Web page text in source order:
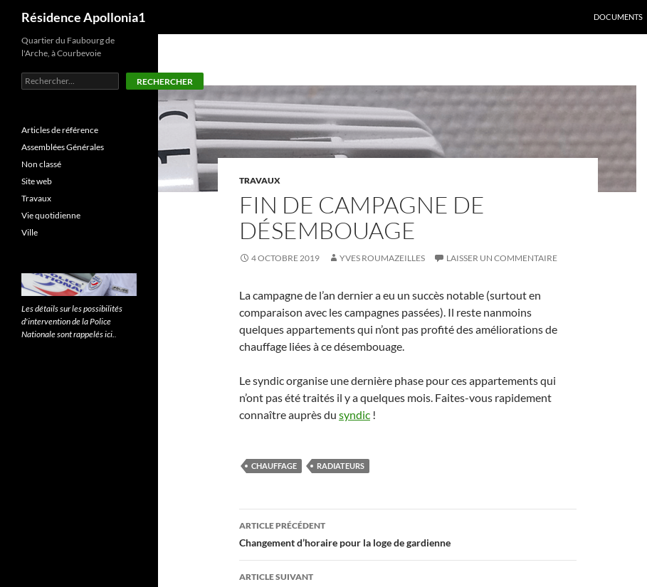
Aller
contenu
Résidence Apollonia1 DOCUMENTS
TRAVAUX
FIN DE CAMPAGNE DE
DÉSEMBOUAGE
4 OCTOBRE 2019 YVES ROUMAZEILLES LAISSER UN COMMENTAIRE
La campagne de l’an dernier a eu un succès notable (surtout en
comparaison avec les campagnes passées). Il reste nanmoins
quelques appartements qui n’ont pas profité des améliorations de
chauffage liées à ce désembouage.
Le syndic organise une dernière phase pour ces appartements qui
n’ont pas été traités il y a quelques mois. Faites-vous rapidement
connaître auprès du syndic !
CHAUFFAGE RADIATEURS
Navigation
des
articles
ARTICLE PRÉCÉDENT
Changement d’horaire pour la loge de gardienne
ARTICLE SUIVANT
Quartier du Faubourg de
l'Arche, à Courbevoie
Rechercher RECHERCHER
Articles de référence
Assemblées Générales
Non classé
Site web
Travaux
Vie quotidienne
Ville
Les détails sur les possibilités
d'intervention de la Police
Nationale sont rappelés ici..